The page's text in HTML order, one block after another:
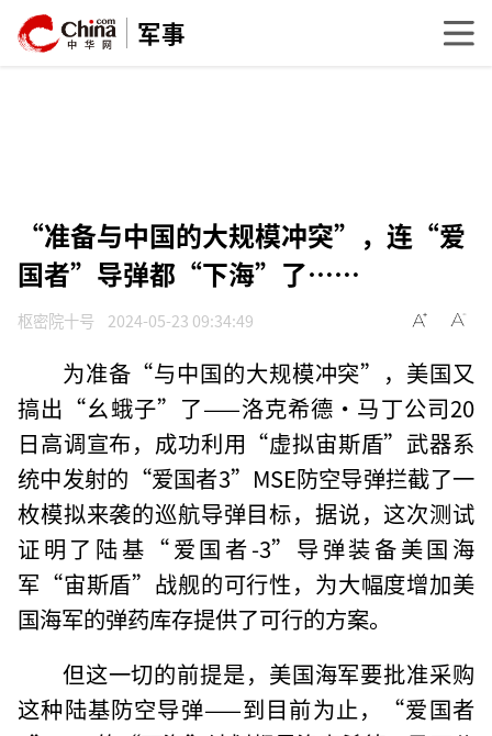
军事
“准备与中国的大规模冲突”，连“爱
国者”导弹都“下海”了……
枢密院十号 2024-05-23 09:34:49
为准备“与中国的大规模冲突”，美国又
搞出“幺蛾子”了——洛克希德·马丁公司20
日高调宣布，成功利用“虚拟宙斯盾”武器系
统中发射的“爱国者3”MSE防空导弹拦截了一
枚模拟来袭的巡航导弹目标，据说，这次测试
证明了陆基“爱国者-3”导弹装备美国海
军“宙斯盾”战舰的可行性，为大幅度增加美
国海军的弹药库存提供了可行的方案。
但这一切的前提是，美国海军要批准采购
这种陆基防空导弹——到目前为止，“爱国者